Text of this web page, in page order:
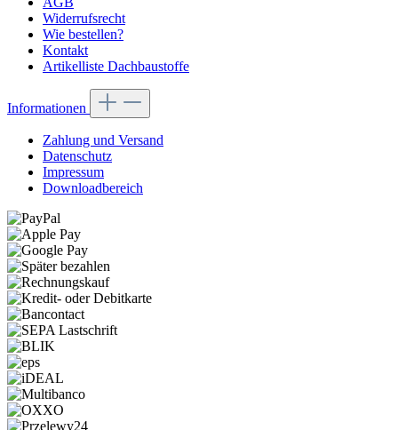
Widerrufsrecht
Wie bestellen?
Kontakt
Artikelliste Dachbaustoffe
Informationen
Zahlung und Versand
Datenschutz
Impressum
Downloadbereich